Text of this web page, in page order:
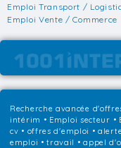
Emploi Transport /
Emploi Vente / Commerce
Recherche avancée
intérim • Emploi secteur •
cv • offres d'emploi •
emploi • travail • appel